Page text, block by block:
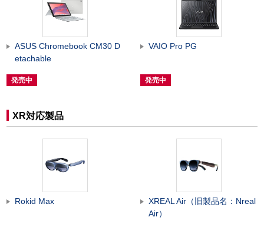
ASUS Chromebook CM30 D
etachable
発売中
VAIO Pro PG
発売中
XR対応製品
Rokid Max
XREAL Air（旧製品名：Nreal
Air）